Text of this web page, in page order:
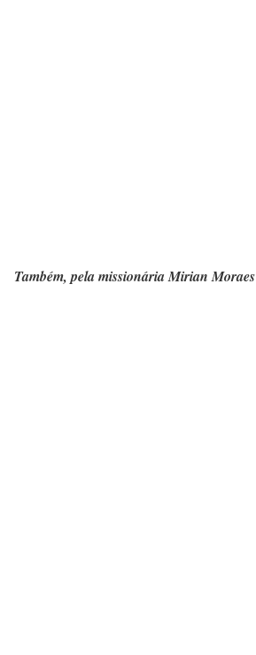
Também, pela missionária Mirian Moraes